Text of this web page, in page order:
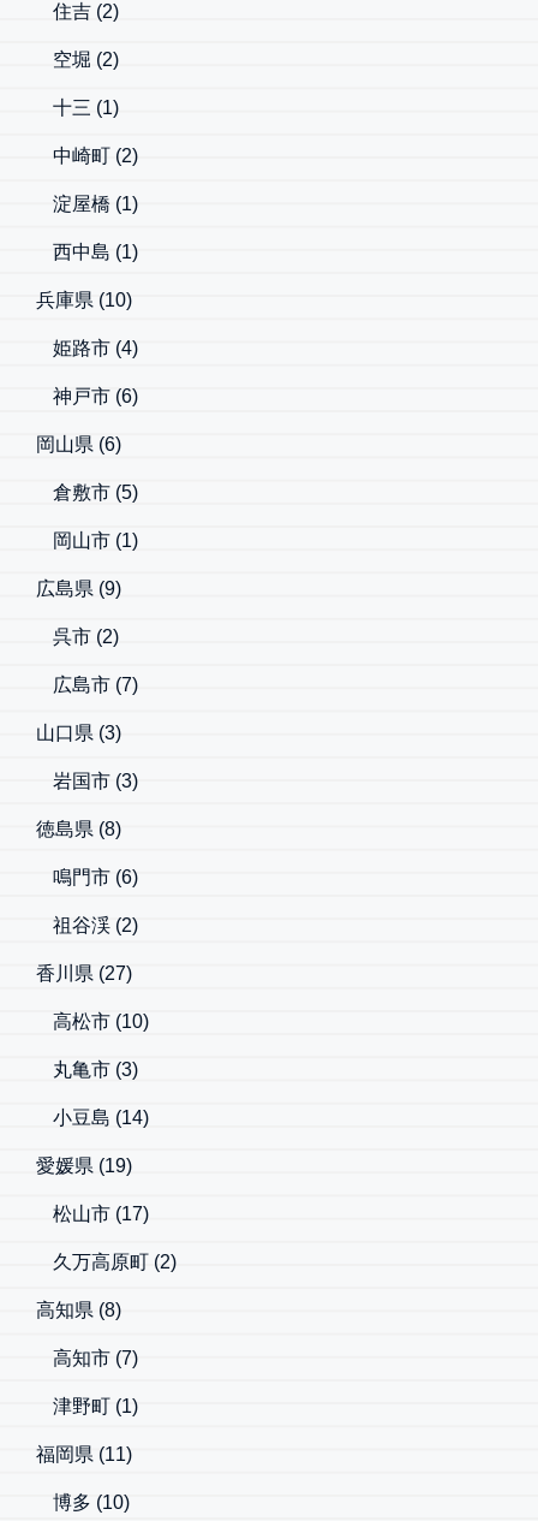
住吉 (2)
空堀 (2)
十三 (1)
中崎町 (2)
淀屋橋 (1)
西中島 (1)
兵庫県 (10)
姫路市 (4)
神戸市 (6)
岡山県 (6)
倉敷市 (5)
岡山市 (1)
広島県 (9)
呉市 (2)
広島市 (7)
山口県 (3)
岩国市 (3)
徳島県 (8)
鳴門市 (6)
祖谷渓 (2)
香川県 (27)
高松市 (10)
丸亀市 (3)
小豆島 (14)
愛媛県 (19)
松山市 (17)
久万高原町 (2)
高知県 (8)
高知市 (7)
津野町 (1)
福岡県 (11)
博多 (10)